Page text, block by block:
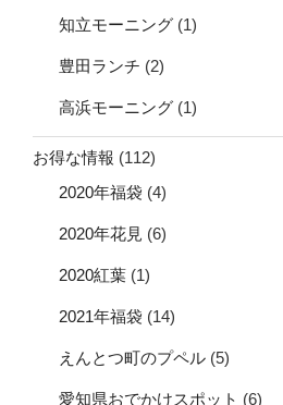
知立モーニング (1)
豊田ランチ (2)
高浜モーニング (1)
お得な情報 (112)
2020年福袋 (4)
2020年花見 (6)
2020紅葉 (1)
2021年福袋 (14)
えんとつ町のプペル (5)
愛知県おでかけスポット (6)